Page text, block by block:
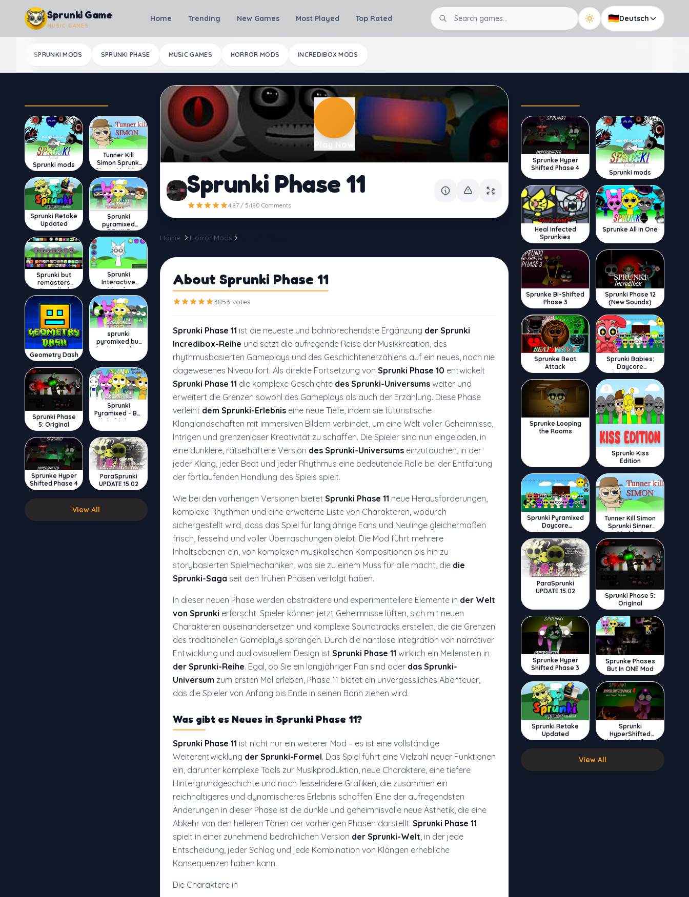
Skip to content
Sprunki Game
MUSIC GAMES
Home Trending New Games Most Played Top Rated 🇩🇪Deutsch
SPRUNKI MODS SPRUNKI PHASE MUSIC GAMES HORROR MODS INCREDIBOX MODS
Sprunki mods
Tunner Kill
Simon Sprunki
Sinner Modded
Sprunki Retake
Updated
Sprunki
pyramixed
DELUXE
Sprunki but
remasters
Cancelled
Sprunki
Interactive
Wenda
Geometry Dash
sprunki
pyramixed but
broker is alive
Sprunki Phase
5: Original
Sprunki
Pyramixed - But
Upin & Ipin oc
Sprunke Hyper
Shifted Phase 4
ParaSprunki
UPDATE 15.02
View All
Play Now
Sprunki Phase 11
4.87 / 5·180 Comments
Home Horror Mods
About Sprunki Phase 11
3853 votes
Sprunki Phase 11 ist die neueste und bahnbrechendste Ergänzung der Sprunki
Incredibox-Reihe und setzt die aufregende Reise der Musikkreation, des
rhythmusbasierten Gameplays und des Geschichtenerzählens auf ein neues, noch nie
dagewesenes Niveau fort. Als direkte Fortsetzung von Sprunki Phase 10 entwickelt
Sprunki Phase 11 die komplexe Geschichte des Sprunki-Universums weiter und
erweitert die Grenzen sowohl des Gameplays als auch der Erzählung. Diese Phase
verleiht dem Sprunki-Erlebnis eine neue Tiefe, indem sie futuristische
Klanglandschaften mit immersiven Bildern verbindet, um eine Welt voller Geheimnisse,
Intrigen und grenzenloser Kreativität zu schaffen. Die Spieler sind nun eingeladen, in
eine dunklere, rätselhaftere Version des Sprunki-Universums einzutauchen, in der
jeder Klang, jeder Beat und jeder Rhythmus eine bedeutende Rolle bei der Entfaltung
der fortlaufenden Handlung des Spiels spielt.
Wie bei den vorherigen Versionen bietet Sprunki Phase 11 neue Herausforderungen,
komplexe Rhythmen und eine erweiterte Liste von Charakteren, wodurch
sichergestellt wird, dass das Spiel für langjährige Fans und Neulinge gleichermaßen
frisch, fesselnd und voller Überraschungen bleibt. Die Mod führt mehrere
Inhaltsebenen ein, von komplexen musikalischen Kompositionen bis hin zu
storybasierten Spielmechaniken, was sie zu einem Muss für alle macht, die die
Sprunki-Saga seit den frühen Phasen verfolgt haben.
In dieser neuen Phase werden abstraktere und experimentellere Elemente in der Welt
von Sprunki erforscht. Spieler können jetzt Geheimnisse lüften, sich mit neuen
Charakteren auseinandersetzen und komplexe Soundtracks erstellen, die die Grenzen
des traditionellen Gameplays sprengen. Durch die nahtlose Integration von narrativer
Entwicklung und audiovisuellem Design ist Sprunki Phase 11 wirklich ein Meilenstein in
der Sprunki-Reihe. Egal, ob Sie ein langjähriger Fan sind oder das Sprunki-
Universum zum ersten Mal erleben, Phase 11 bietet ein unvergessliches Abenteuer,
das die Spieler von Anfang bis Ende in seinen Bann ziehen wird.
Was gibt es Neues in Sprunki Phase 11?
Sprunki Phase 11 ist nicht nur ein weiterer Mod – es ist eine vollständige
Weiterentwicklung der Sprunki-Formel. Das Spiel führt eine Vielzahl neuer Funktionen
ein, darunter komplexe Tools zur Musikproduktion, neue Charaktere, eine tiefere
Hintergrundgeschichte und noch fesselndere Grafiken, die zusammen ein
reichhaltigeres und dynamischeres Erlebnis schaffen. Eine der aufregendsten
Änderungen in dieser Phase ist die dunkle und geheimnisvolle neue Ästhetik, die eine
Abkehr von den helleren Tönen der vorherigen Phasen darstellt. Sprunki Phase 11
spielt in einer zunehmend bedrohlichen Version der Sprunki-Welt, in der jede
Entscheidung, jeder Schlag und jede Kombination von Klängen erhebliche
Konsequenzen haben kann.
Die Charaktere in
Sprunke Hyper
Shifted Phase 4
Sprunki mods
Heal Infected
Sprunkies
Sprunke All in One
Sprunke Bi-Shifted
Phase 3
Sprunki Phase 12
(New Sounds)
Sprunke Beat
Attack
Sprunki Babies:
Daycare
Interactive
Sprunke Looping
the Rooms
Sprunki Kiss
Edition
Sprunki Pyramixed
Daycare
Interactive
Tunner Kill Simon
Sprunki Sinner
Modded
ParaSprunki
UPDATE 15.02
Sprunki Phase 5:
Original
Sprunke Hyper
Shifted Phase 3
Sprunke Phases
But In ONE Mod
Sprunki Retake
Updated
Sprunki
HyperShifted
Phase 4 but Swap
Double
View All